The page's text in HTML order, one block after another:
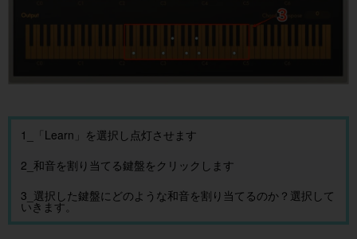
1_「Learn」を選択し点灯させます
2_和音を割り当てる鍵盤をクリックします
3_選択した鍵盤にどのような和音を割り当てるのか？選択して
いきます。